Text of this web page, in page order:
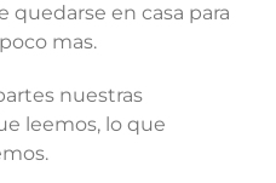
quedarse en casa para
mas.
nuestras
leemos, lo que